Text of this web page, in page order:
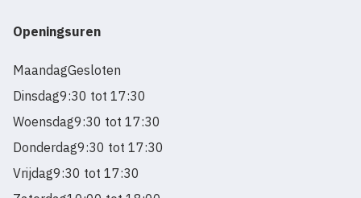
Openingsuren
MaandagGesloten
Dinsdag9:30 tot 17:30
Woensdag9:30 tot 17:30
Donderdag9:30 tot 17:30
Vrijdag9:30 tot 17:30